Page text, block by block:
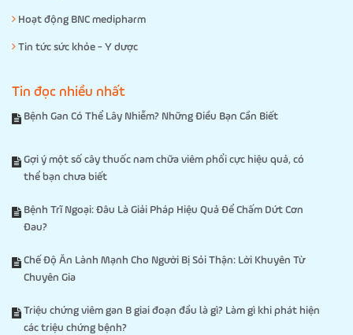
Hoạt động BNC medipharm
Tin tức sức khỏe - Y dược
Tin đọc nhiều nhất
Bệnh Gan Có Thể Lây Nhiễm? Những Điều Bạn Cần Biết
Gợi ý một số cây thuốc nam chữa viêm phổi cực hiệu quả, có
thể bạn chưa biết
Bệnh Trĩ Ngoại: Đâu Là Giải Pháp Hiệu Quả Để Chấm Dứt Cơn
Đau?
Chế Độ Ăn Lành Mạnh Cho Người Bị Sỏi Thận: Lời Khuyên Từ
Chuyên Gia
Triệu chứng viêm gan B giai đoạn đầu là gì? Làm gì khi phát hiện
các triệu chứng bệnh?